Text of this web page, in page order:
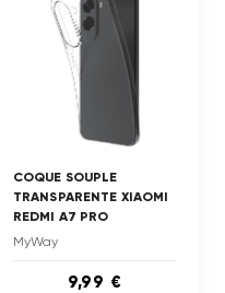
COQUE SOUPLE
TRANSPARENTE XIAOMI
REDMI A7 PRO
MyWay
9,99 €